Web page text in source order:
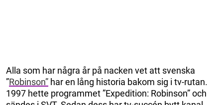
Alla som har några år på nacken vet att svenska
”Robinson” har en lång historia bakom sig i tv-rutan.
1997 hette programmet ”Expedition: Robinson” och